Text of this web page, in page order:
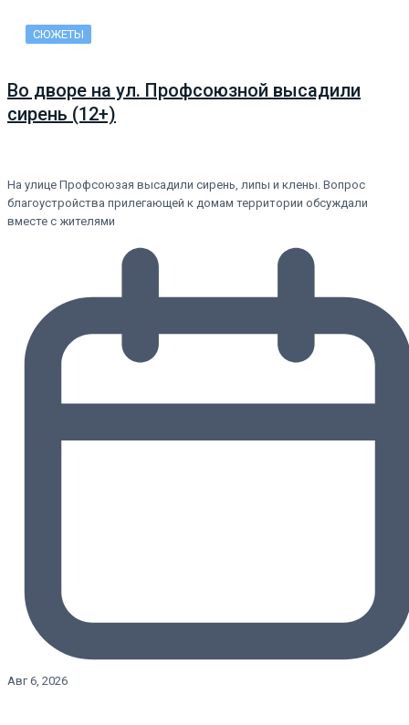
СЮЖЕТЫ
Во дворе на ул. Профсоюзной высадили
сирень (12+)
На улице Профсоюзая высадили сирень, липы и клены. Вопрос
благоустройства прилегающей к домам территории обсуждали
вместе с жителями
Авг 6, 2026